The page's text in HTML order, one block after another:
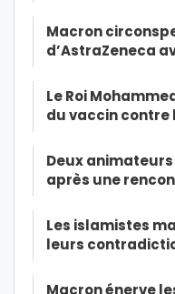
Macron
d’AstraZeneca
Le Roi
du vaccin contre
Deux animateurs
après une
Les islamistes
leurs